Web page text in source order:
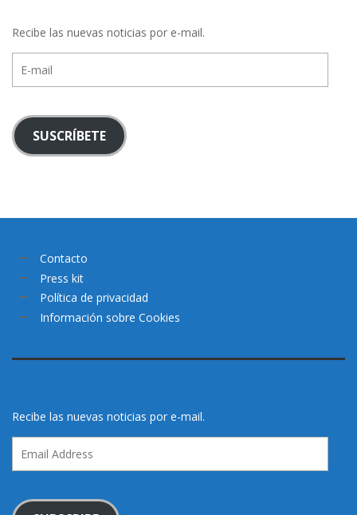
Recibe las nuevas noticias por e-mail.
mail
SUSCRÍBETE
Contacto
Press kit
Política de privacidad
Información sobre Cookies
Recibe las nuevas noticias por e-mail.
Address